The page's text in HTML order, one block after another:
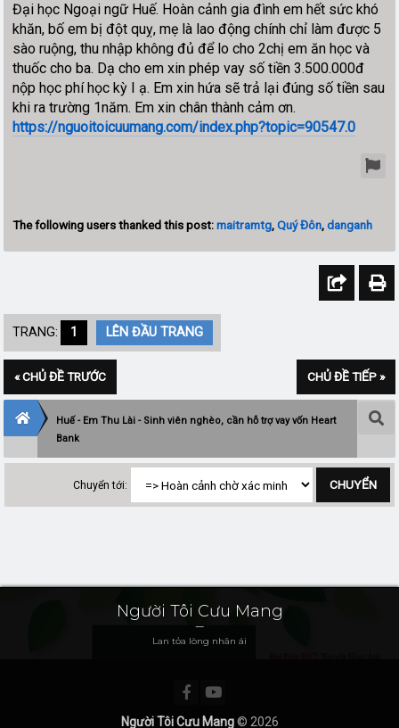
Đại học Ngoại ngữ Huế. Hoàn cảnh gia đình em hết sức khó
khăn, bố em bị đột quỵ, mẹ là lao động chính chỉ làm được 5
sào ruộng, thu nhập không đủ để lo cho 2chị em ăn học và
thuốc cho ba. Dạ cho em xin phép vay số tiền 3.500.000đ
nộp học phí học kỳ I ạ. Em xin hứa sẽ trả lại đúng số tiền sau
khi ra trường 1năm. Em xin chân thành cảm ơn.
https://nguoitoicuumang.com/index.php?topic=90547.0
The following users thanked this post:maitramtg,Quý Đôn,danganh
TRANG: 1 LÊN ĐẦU TRANG
« CHỦ ĐỀ TRƯỚC CHỦ ĐỀ TIẾP »
Huế - Em Thu Lài - Sinh viên nghèo, cần hỗ trợ vay vốn Heart
Bank
Chuyển tới:
Người Tôi Cưu Mang
Lan tỏa lòng nhân ái
Người Tôi Cưu Mang© 2026